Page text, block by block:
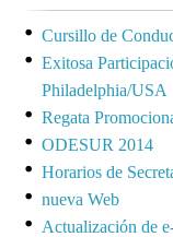
Cursillo de
Exitosa
Philadelphia/USA
Regata
ODESUR 2014
Horarios de
nueva Web
Actualización de